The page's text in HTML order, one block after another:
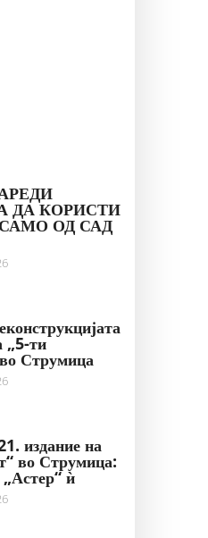
ДА КОРИСТИ
ОД САД
„5-ти
Струмица
издание на
во Струмица:
ѝ